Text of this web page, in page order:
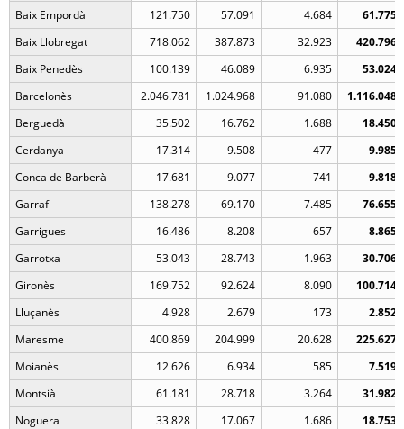
Baix Empordà
121.750 57.091 4.684
61.775
Baix Llobregat
718.062 387.873 32.923
420.796
Baix Penedès
100.139 46.089 6.935
53.024
Barcelonès
2.046.781 1.024.968 91.080
1.116.048
Berguedà
35.502 16.762 1.688
18.450
Cerdanya
17.314 9.508 477
9.985
Conca de Barberà
17.681 9.077 741
9.818
Garraf
138.278 69.170 7.485
76.655
Garrigues
16.486 8.208 657
8.865
Garrotxa
53.043 28.743 1.963
30.706
Gironès
169.752 92.624 8.090
100.714
Lluçanès
4.928 2.679 173
2.852
Maresme
400.869 204.999 20.628
225.627
Moianès
12.626 6.934 585
7.519
Montsià
61.181 28.718 3.264
31.982
Noguera
33.828 17.067 1.686
18.753